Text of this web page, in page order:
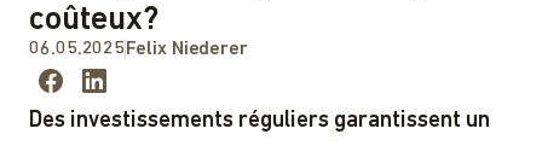
coûteux?
06.05.2025 Felix Niederer
Des investissements réguliers garantissent un